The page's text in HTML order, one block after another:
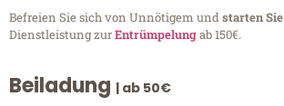
Befreien Sie sich von Unnötigem undstarten
Dienstleistung zurEntrümpelungab 150€.
Beiladung | ab 50€